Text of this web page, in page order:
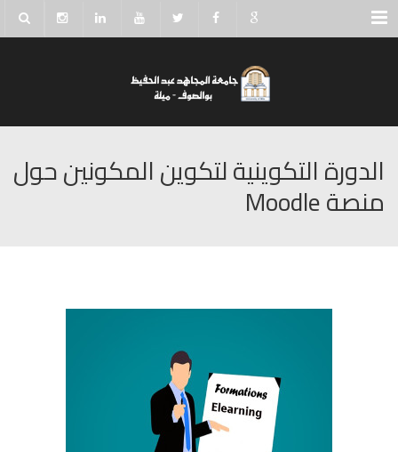
Menu
الدورة التكوينية لتكوين المكونين حول
منصة Moodle